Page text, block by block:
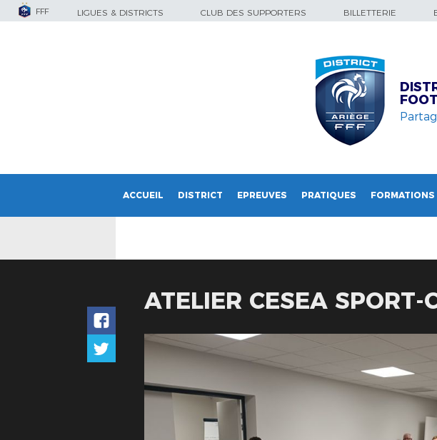
FFF LIGUES & DISTRICTS CLUB DES SUPPORTERS BILLETTERIE
ACCUEIL DISTRICT EPREUVES PRATIQUES FORMATIONS
ATELIER CESEA SPORT-